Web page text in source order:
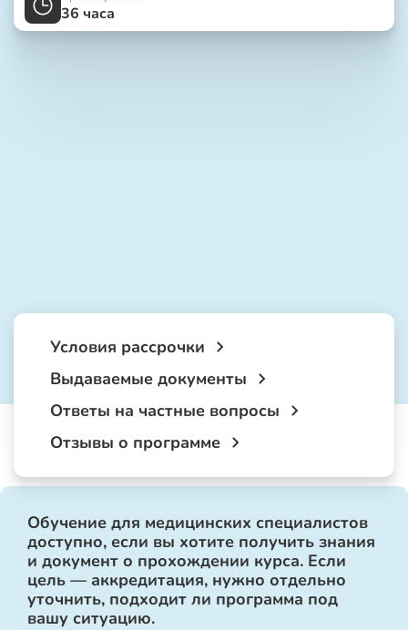
36 часа
Условия рассрочки
Выдаваемые документы
Ответы на частные вопросы
Отзывы о программе
Обучение для медицинских специалистов
доступно, если вы хотите получить знания
и документ о прохождении курса. Если
цель — аккредитация, нужно отдельно
уточнить, подходит ли программа под
вашу ситуацию.